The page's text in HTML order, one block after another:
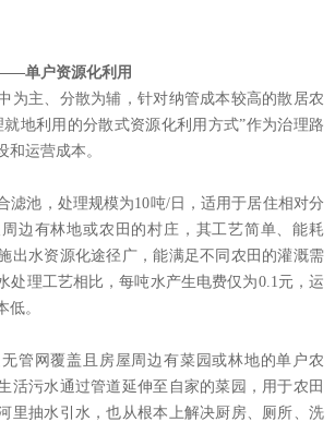
单户资源化利用
为主、分散为辅，针对纳管成本较高的散居农
就地利用的分散式资源化利用方式”作为治理路
和运营成本。
滤池，处理规模为10吨/日，适用于居住相对分
边有林地或农田的村庄，其工艺简单、能耗
出水资源化途径广，能满足不同农田 的灌溉需
处理工艺相比，每吨水产生电费仅为0.1元，运
低。
管网覆盖且房屋周边有菜园或林地的单户农
活污水通过管道延伸至自家的菜园，用于农田
里抽水引水，也从根本上解决厨房、厕所、洗